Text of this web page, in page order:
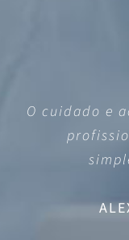
O cuidado e